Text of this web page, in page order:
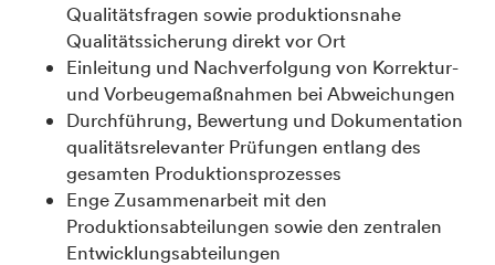
Qualitätsfragen sowie produktionsnahe
Qualitätssicherung direkt vor Ort
Einleitung und Nachverfolgung von Korrektur-
und Vorbeugemaßnahmen bei Abweichungen
Durchführung, Bewertung und Dokumentation
qualitätsrelevanter Prüfungen entlang des
gesamten Produktionsprozesses
Enge Zusammenarbeit mit den
Produktionsabteilungen sowie den zentralen
Entwicklungsabteilungen